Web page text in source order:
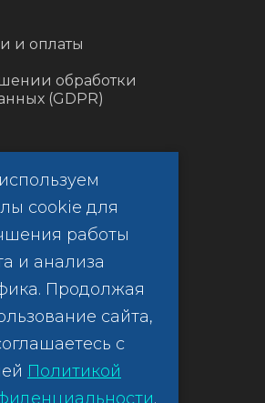
и оплаты
обработки
(GDPR)
cookie для
работы
и анализа
Продолжая
сайта,
с
Политикой
.